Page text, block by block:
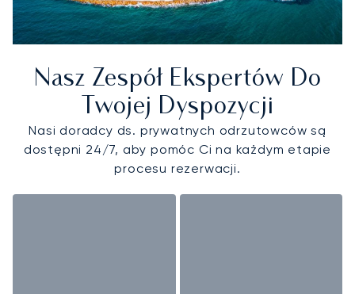
Nasz Zespół Ekspertów Do
Twojej Dyspozycji
Nasi doradcy ds. prywatnych odrzutowców są
dostępni 24/7, aby pomóc Ci na każdym etapie
procesu rezerwacji.